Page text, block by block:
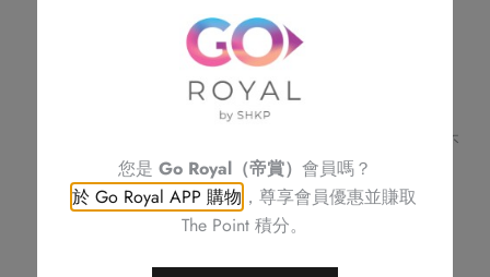
訂單詳情及取貨時間將會透過電話或電郵確認
請務必檢查所填資料，以確保交易快捷及順利
不可補發、更換或購買其他產品
帝京酒店保留修改優惠條款及細則、更改或終止此優惠之權利，恕不
如有任何爭議，帝京酒店保留最終決定權
您是 Go Royal（帝賞） 會員嗎？
於 Go Royal APP 購物 ，尊享會員優惠並賺取
The Point 積分。